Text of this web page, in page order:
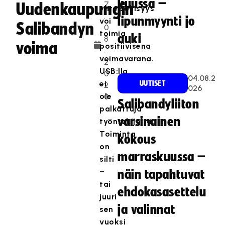
Uudenkaupungin
Salibandyn
voima
7
.
0
8
.
2
0
2
0
yhteisöllisyys
voi
toimia
positiivisena
voimavarana.
USB:lla
ei
ole
palkattuja
työntekijöitä.
Toiminta
on
silti
–
tai
juuri
sen
vuoksi
kuussa –
lipunmyynti jo
auki
UUTISET
04.08.2
026
Salibandyliiton
varsinainen
kokous
marraskuussa –
näin tapahtuvat
ehdokasasettelu
ja valinnat